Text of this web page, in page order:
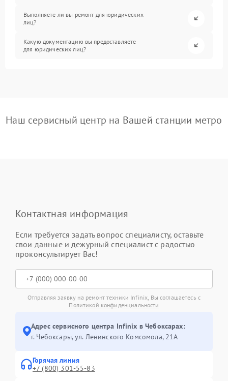
Выполняете ли вы ремонт для юридических
лиц?
Какую документацию вы предоставляете
для юридических лиц?
Наш сервисный центр на Вашей станции метро
Контактная информация
Если требуется задать вопрос специалисту, оставьте
свои данные и дежурный специалист с радостью
проконсультирует Вас!
Отправляя заявку на ремонт техники Infinix, Вы соглашаетесь с
Политикой конфиденциальности
Адрес сервисного центра Infinix в Чебоксарах:
г. Чебоксары, ул. Ленинского Комсомола, 21А
Горячая линия
+7 (800) 301-55-83